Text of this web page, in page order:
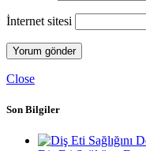
İnternet sitesi
Close
Son Bilgiler